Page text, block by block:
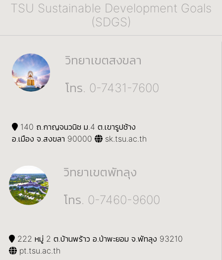
TSU Sustainable Development Goals
(SDGS)
วิทยาเขตสงขลา
โทร. 0-7431-7600
140 ถ.กาญจนวนิช ม.4 ต.เขารูปช้าง
อ.เมือง จ.สงขลา 90000
sk.tsu.ac.th
วิทยาเขตพัทลุง
โทร. 0-7460-9600
222 หมู่ 2 ต.บ้านพร้าว อ.ป่าพะยอม จ.พัทลุง 93210
pt.tsu.ac.th